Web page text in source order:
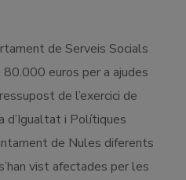
de Serveis Socials
euros per a ajudes
de l’exercici de
d’Igualtat i Polítiques
de Nules diferents
vist afectades per les